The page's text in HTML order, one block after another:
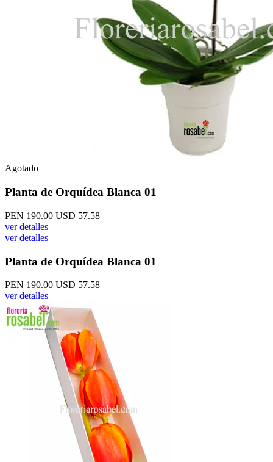
Agotado
Planta de Orquídea Blanca 01
PEN 190.00 USD 57.58
ver detalles
ver detalles
Planta de Orquídea Blanca 01
PEN 190.00 USD 57.58
ver detalles